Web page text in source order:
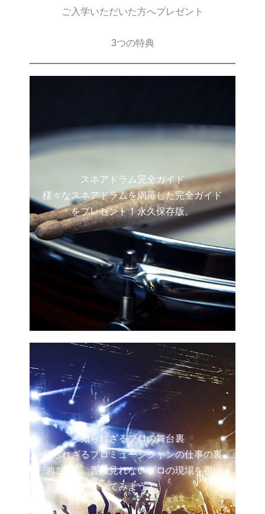
ご入学いただいた方へプレゼント
3つの特典
スネアドラム完全ガイド
様々なスネアドラムを網羅した完全ガイド
をプレゼント！永久保存版。
知られざるプロの舞台裏
知られざるプロミュージシャンの仕事の裏
側に密着。普段見れないプロの現場を覗い
てみよう！